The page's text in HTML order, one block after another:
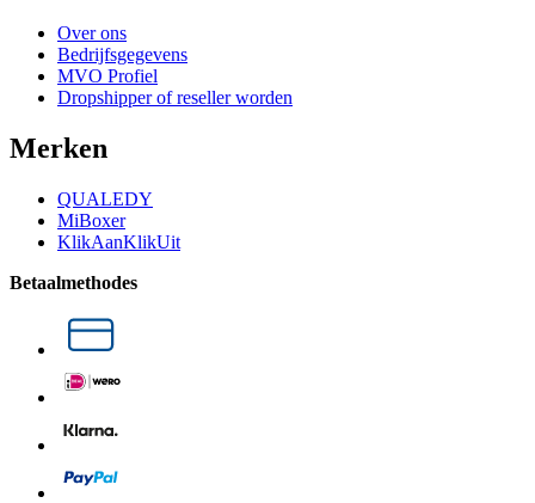
Over ons
Bedrijfsgegevens
MVO Profiel
Dropshipper of reseller worden
Merken
QUALEDY
MiBoxer
KlikAanKlikUit
Betaalmethodes